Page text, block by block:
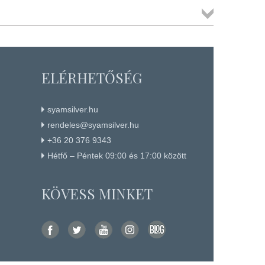
ELÉRHETŐSÉG
syamsilver.hu
rendeles@syamsilver.hu
+36 20 376 9343
Hétfő – Péntek 09:00 és 17:00 között
KÖVESS MINKET